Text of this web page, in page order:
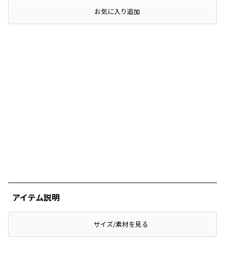
お気に入り追加
アイテム説明
サイズ/素材を見る